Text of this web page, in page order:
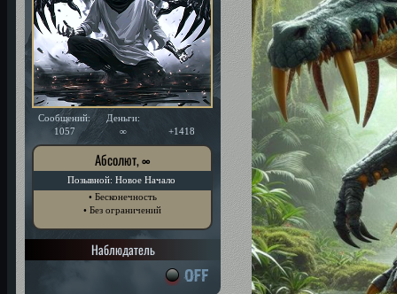
Сообщений:
1057
Деньги:
∞
+1418
Абсолют, ∞
• Бесконечность
• Без ограничений
Позывной: Новое Начало
Наблюдатель